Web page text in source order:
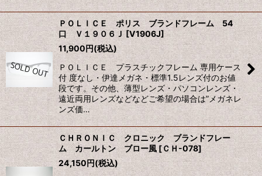
ＰＯＬＩＣＥ ポリス ブランドフレーム 54
口 Ｖ１９０６Ｊ [V1906J]
11,900円(税込)
ＰＯＬＩＣＥ プラスチックフレーム 専用ケース
付 度なし・伊達メガネ・標準1.5レンズ付のお値
段です。その他、薄型レンズ・パソコンレンズ・
遠近両用レンズなどなどご希望の場合は”メガネレ
ンズ価…
ＣＨＲＯＮＩＣ クロニック ブランドフレー
ム カールトン ブロー風[ＣＨ-078]
24,150円(税込)